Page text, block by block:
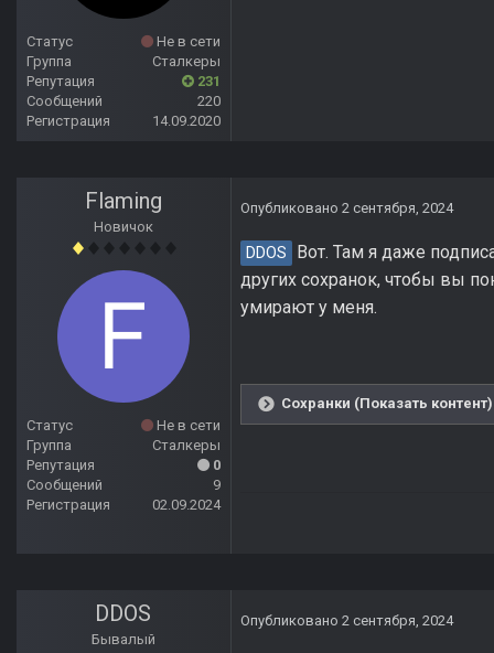
Статус
Не в сети
Группа
Сталкеры
Репутация
231
Сообщений
220
Регистрация
14.09.2020
Flaming
Новичок
Статус
Не в сети
Группа
Сталкеры
Репутация
0
Сообщений
9
Регистрация
02.09.2024
Опубликовано 2 сентября, 2024
DDOS
Вот. Там я даже
других сохранок, чтобы вы
умирают у меня.
Сохранки (Показать контент)
DDOS
Бывалый
Опубликовано 2 сентября, 2024